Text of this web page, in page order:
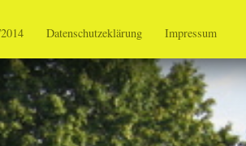
Datenschutzeklärung Impressum